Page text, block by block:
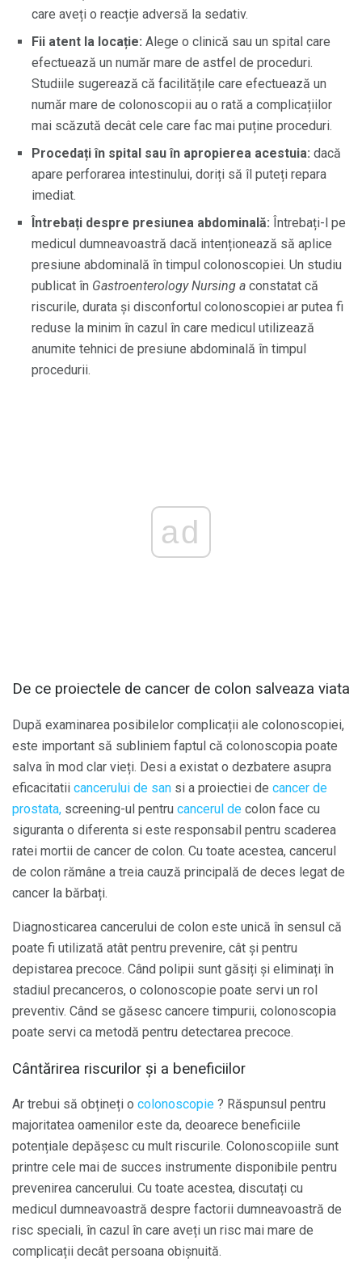
care aveți o reacție adversă la sedativ.
Fii atent la locație: Alege o clinică sau un spital care
efectuează un număr mare de astfel de proceduri.
Studiile sugerează că facilitățile care efectuează un
număr mare de colonoscopii au o rată a complicațiilor
mai scăzută decât cele care fac mai puține proceduri.
Procedați în spital sau în apropierea acestuia: dacă
apare perforarea intestinului, doriți să îl puteți repara
imediat.
Întrebați despre presiunea abdominală: Întrebați-l pe
medicul dumneavoastră dacă intenționează să aplice
presiune abdominală în timpul colonoscopiei. Un studiu
publicat în Gastroenterology Nursing a constatat că
riscurile, durata și disconfortul colonoscopiei ar putea fi
reduse la minim în cazul în care medicul utilizează
anumite tehnici de presiune abdominală în timpul
procedurii.
ad
De ce proiectele de cancer de colon salveaza viata
După examinarea posibilelor complicații ale colonoscopiei,
este important să subliniem faptul că colonoscopia poate
salva în mod clar vieți. Desi a existat o dezbatere asupra
eficacitatii cancerului de san si a proiectiei de cancer de
prostata, screening-ul pentru cancerul de colon face cu
siguranta o diferenta si este responsabil pentru scaderea
ratei mortii de cancer de colon. Cu toate acestea, cancerul
de colon rămâne a treia cauză principală de deces legat de
cancer la bărbați.
Diagnosticarea cancerului de colon este unică în sensul că
poate fi utilizată atât pentru prevenire, cât și pentru
depistarea precoce. Când polipii sunt găsiți și eliminați în
stadiul precanceros, o colonoscopie poate servi un rol
preventiv. Când se găsesc cancere timpurii, colonoscopia
poate servi ca metodă pentru detectarea precoce.
Cântărirea riscurilor și a beneficiilor
Ar trebui să obțineți o colonoscopie ? Răspunsul pentru
majoritatea oamenilor este da, deoarece beneficiile
potențiale depășesc cu mult riscurile. Colonoscopiile sunt
printre cele mai de succes instrumente disponibile pentru
prevenirea cancerului. Cu toate acestea, discutați cu
medicul dumneavoastră despre factorii dumneavoastră de
risc speciali, în cazul în care aveți un risc mai mare de
complicații decât persoana obișnuită.